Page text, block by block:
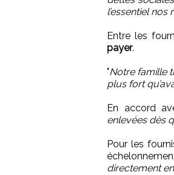
l’essentiel
Entre les
payer.
"Notre famille
plus fort
En accord
enlevées dès
Pour les
directement